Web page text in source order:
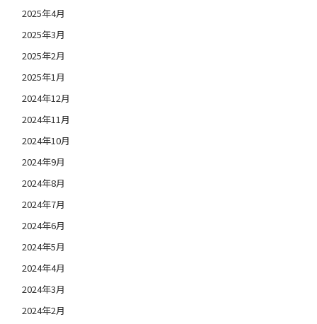
2025年4月
2025年3月
2025年2月
2025年1月
2024年12月
2024年11月
2024年10月
2024年9月
2024年8月
2024年7月
2024年6月
2024年5月
2024年4月
2024年3月
2024年2月